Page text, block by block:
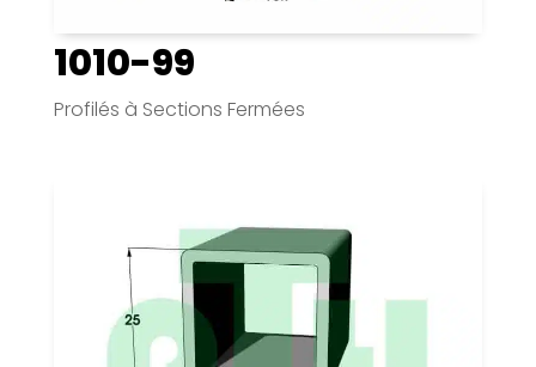
1010-99
Profilés à Sections Fermées